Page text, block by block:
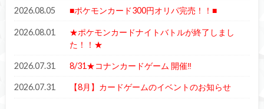
2026.08.05 ■ポケモンカード300円オリパ完売！！■
2026.08.01
★ポケモンカードナイトバトルが終了しまし
た！！★
2026.07.31 8/31★コナンカードゲーム 開催‼
2026.07.31 【8月】カードゲームのイベントのお知らせ